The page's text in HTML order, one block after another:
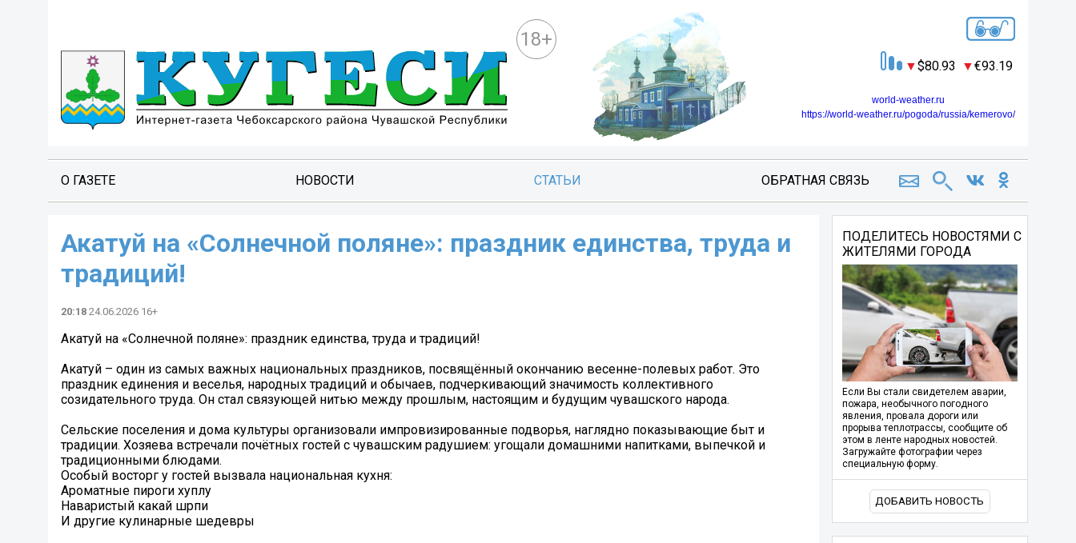
18+
80.93 93.19
world-weather.ru
https://world-weather.ru/pogoda/russia/kemerovo/
О ГАЗЕТЕ НОВОСТИ СТАТЬИ ОБРАТНАЯ СВЯЗЬ
Акатуй на «Солнечной поляне»: праздник единства, труда и
традиций!
20:18 24.06.2026 16+
Акатуй на «Солнечной поляне»: праздник единства, труда и традиций!
Акатуй – один из самых важных национальных праздников, посвящённый окончанию весенне-полевых работ. Это
праздник единения и веселья, народных традиций и обычаев, подчеркивающий значимость коллективного
созидательного труда. Он стал связующей нитью между прошлым, настоящим и будущим чувашского народа.
Сельские поселения и дома культуры организовали импровизированные подворья, наглядно показывающие быт и
традиции. Хозяева встречали почётных гостей с чувашским радушием: угощали домашними напитками, выпечкой и
традиционными блюдами.
Особый восторг у гостей вызвала национальная кухня:
Ароматные пироги хуплу
Наваристый какай шӯрпи
И другие кулинарные шедевры
ПОДЕЛИТЕСЬ НОВОСТЯМИ С
ЖИТЕЛЯМИ ГОРОДА
Если Вы стали свидетелем аварии,
пожара, необычного погодного
явления, провала дороги или
прорыва теплотрассы, сообщите об
этом в ленте народных новостей.
Загружайте фотографии через
специальную форму.
ДОБАВИТЬ НОВОСТЬ